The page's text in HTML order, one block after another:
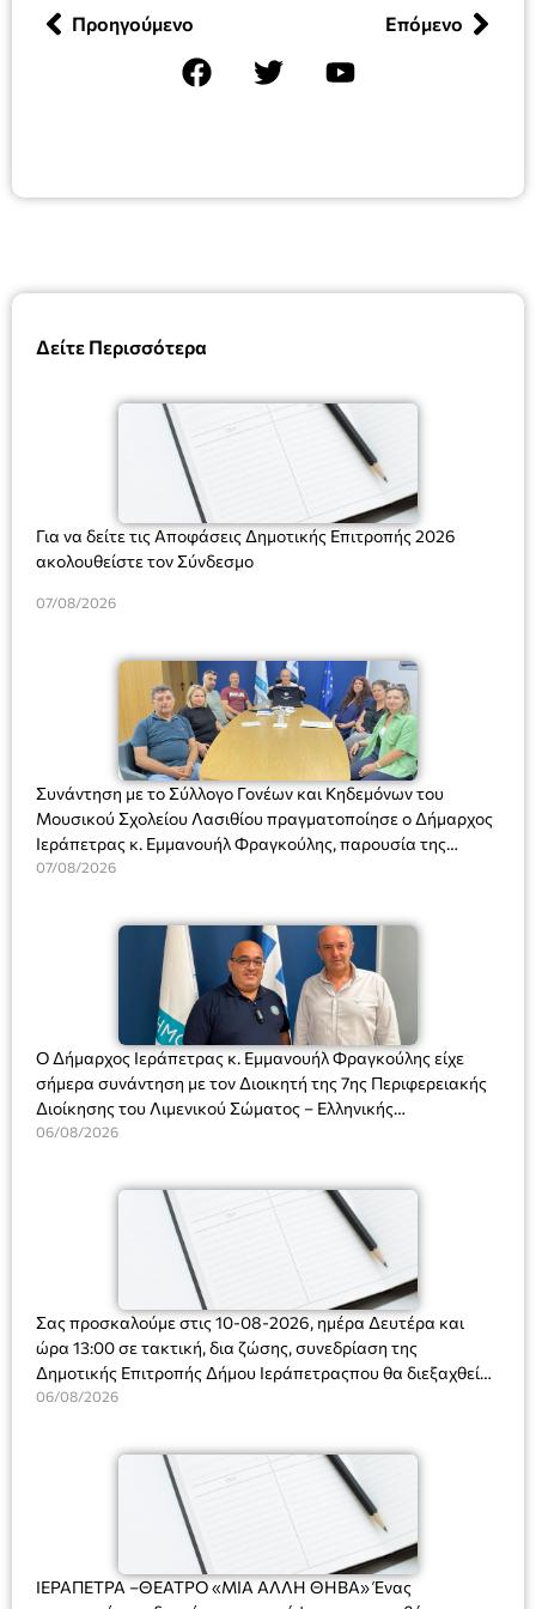
Δείτε Περισσότερα
Για να δείτε τις Αποφάσεις Δημοτικής Επιτροπής 2026
ακολουθείστε τον Σύνδεσμο
07/08/2026
Συνάντηση με το Σύλλογο Γονέων και Κηδεμόνων του
Μουσικού Σχολείου Λασιθίου πραγματοποίησε ο Δήμαρχος
Ιεράπετρας κ. Εμμανουήλ Φραγκούλης, παρουσία της
Διευθύντριας του σχολείου κας Μαριάννας Χαΐτα.
07/08/2026
Ο Δήμαρχος Ιεράπετρας κ. Εμμανουήλ Φραγκούλης είχε
σήμερα συνάντηση με τον Διοικητή της 7ης Περιφερειακής
Διοίκησης του Λιμενικού Σώματος – Ελληνικής
Ακτοφυλακής (Λ.Σ.-ΕΛ.ΑΚΤ.), Αρχιπλοίαρχο Λ.Σ. κ. Ιωάννη
06/08/2026
Σας προσκαλούμε στις 10-08-2026, ημέρα Δευτέρα και
ώρα 13:00 σε τακτική, δια ζώσης, συνεδρίαση της
Δημοτικής Επιτροπής Δήμου Ιεράπετραςπου θα διεξαχθεί
στο Δημοτικό Κατάστημα, Δημοκρατίας 31 στην αίθουσα
και λήψη αποφάσεων στα παρακάτω θέματα:
06/08/2026
ΙΕΡΑΠΕΤΡΑ –ΘΕΑΤΡΟ «ΜΙΑ ΑΛΛΗ ΘΗΒΑ» Ένας
Προηγούμενο Επόμενο